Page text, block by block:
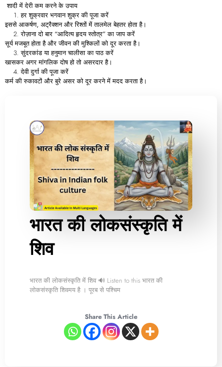
शादीमेंदेरीकमकरनेकेउपाय
हरशुक्रवार भगवानशुक्रकीपूजाकरें
इससे आकर्षण, अट्रैक्शनऔररिश्तोंमेंतालमेलबेहतरहोताहै।
रोज़ानादोबार “आदित्यहृदयस्तोत्र”काजापकरें
सूर्यमजबूतहोताहैऔरजीवनकीमुश्किलोंकोदूरकरताहै।
सुंदरकांडयाहनुमानचालीसाकापाठकरें
खासकर अगरमांगलिकदोषहोतो असरदारहै।
देवीदुर्गाकीपूजाकरें
कर्मकीरुकावटों औरबुरे असरकोदूरकरनेमेंमददकरताहै।
भारत की लोकसंस्कृति में
शिव
भारत की लोकसंस्कृति में शिव 🔊 Listen to this भारत की
लोकसंस्कृति शिवमय है । पूरब से पश्चिम
Share This Article